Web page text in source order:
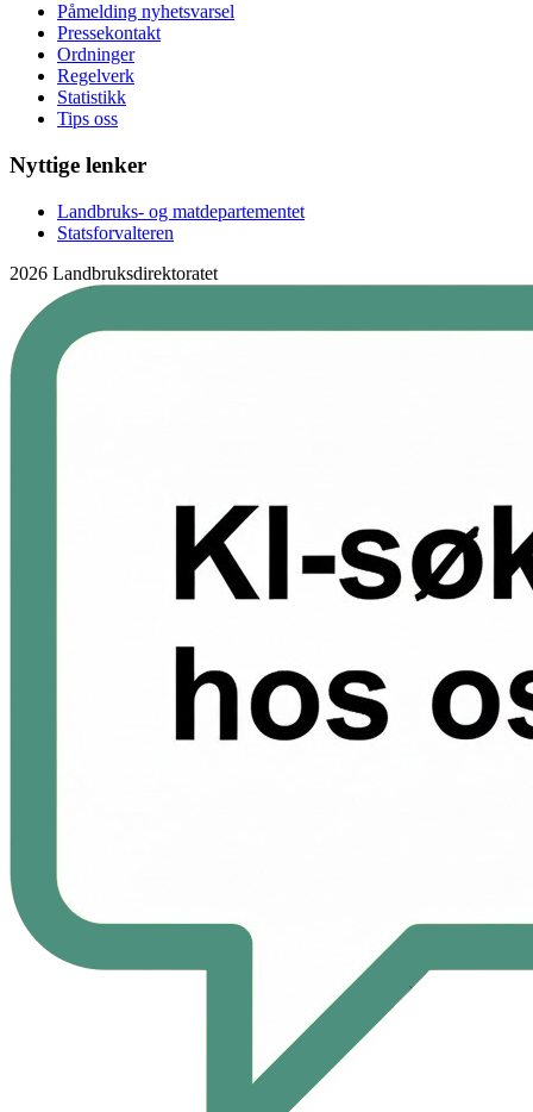
Påmelding nyhetsvarsel
Pressekontakt
Ordninger
Regelverk
Statistikk
Tips oss
Nyttige lenker
Landbruks- og matdepartementet
Statsforvalteren
2026 Landbruksdirektoratet